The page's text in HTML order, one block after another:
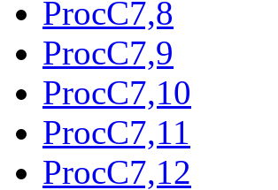
ProcC7,8
ProcC7,9
ProcC7,10
ProcC7,11
ProcC7,12